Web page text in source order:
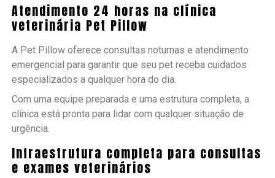
Atendimento 24 horas na clínica
veterinária Pet Pillow
A Pet Pillow oferece consultas noturnas e atendimento
emergencial para garantir que seu pet receba cuidados
especializados a qualquer hora do dia.
Com uma equipe preparada e uma estrutura completa, a
clínica está pronta para lidar com qualquer situação de
urgência.
Infraestrutura completa para consultas
e exames veterinários